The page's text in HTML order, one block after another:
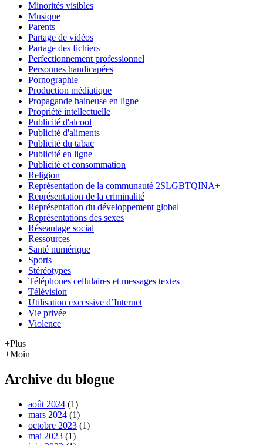
Minorités visibles
Musique
Parents
Partage de vidéos
Partage des fichiers
Perfectionnement professionnel
Personnes handicapées
Pornographie
Production médiatique
Propagande haineuse en ligne
Propriété intellectuelle
Publicité d'alcool
Publicité d'aliments
Publicité du tabac
Publicité en ligne
Publicité et consommation
Religion
Représentation de la communauté 2SLGBTQINA+
Représentation de la criminalité
Représentation du développement global
Représentations des sexes
Réseautage social
Ressources
Santé numérique
Sports
Stéréotypes
Téléphones cellulaires et messages textes
Télévision
Utilisation excessive d’Internet
Vie privée
Violence
+Plus
+Moin
Archive du blogue
août 2024 (1)
mars 2024 (1)
octobre 2023 (1)
mai 2023 (1)